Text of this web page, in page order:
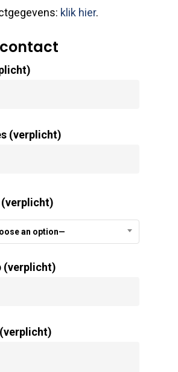
klik hier.
(verplicht)
an option—
(verplicht)